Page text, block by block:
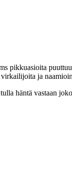
pikkuasioita
virkailijoita ja
häntä vastaan